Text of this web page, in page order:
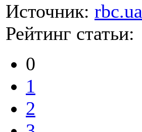
Источник: rbc.ua
Рейтинг статьи:
0
1
2